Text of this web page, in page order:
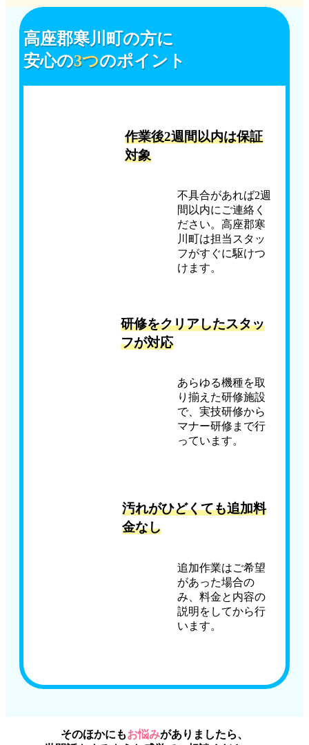
高座郡寒川町の方に
安心の3つのポイント
作業後2週間以内は保証
対象
不具合があれば2週
間以内にご連絡く
ださい。高座郡寒
川町は担当スタッ
フがすぐに駆けつ
けます。
研修をクリアしたスタッ
フが対応
あらゆる機種を取
り揃えた研修施設
で、実技研修から
マナー研修まで行
っています。
汚れがひどくても追加料
金なし
追加作業はご希望
があった場合の
み、料金と内容の
説明をしてから行
います。
そのほかにもお悩みがありましたら、